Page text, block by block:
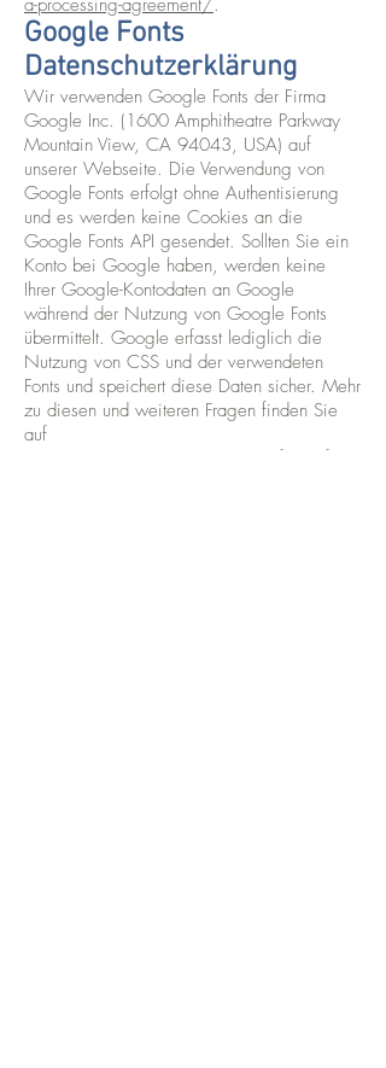
a-processing-agreement/.
Google Fonts
Datenschutzerklärung
Wir verwenden Google Fonts der Firma
Google Inc. (1600 Amphitheatre Parkway
Mountain View, CA 94043, USA) auf
unserer Webseite. Die Verwendung von
Google Fonts erfolgt ohne Authentisierung
und es werden keine Cookies an die
Google Fonts API gesendet. Sollten Sie ein
Konto bei Google haben, werden keine
Ihrer Google-Kontodaten an Google
während der Nutzung von Google Fonts
übermittelt. Google erfasst lediglich die
Nutzung von CSS und der verwendeten
Fonts und speichert diese Daten sicher. Mehr
zu diesen und weiteren Fragen finden Sie
auf